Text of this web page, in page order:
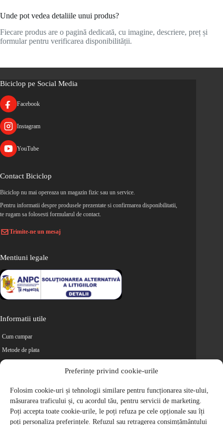
Preferințe privind cookie-urile
Folosim cookie-uri și tehnologii similare pentru funcționarea site-ului,
măsurarea traficului și, cu acordul tău, pentru servicii de marketing.
Poți accepta toate cookie-urile, le poți refuza pe cele opționale sau îți
poți personaliza preferințele. Refuzul sau retragerea consimțământului
Unde pot vedea detaliile unui produs?
Fiecare produs are o pagină dedicată, cu imagine, descriere, preț și
formular pentru verificarea disponibilității.
Biciclop pe Social Media
Facebook
Instagram
YouTube
Contact Biciclop
Biciclop nu mai opereaza un magazin fizic sau un service.
Pentru informatii despre produsele prezentate si confirmarea disponibilitatii,
te rugam sa folosesti formularul de contact.
Trimite-ne un mesaj
Mentiuni legale
Informatii utile
Cum cumpar
Metode de plata
Retur
Cariere
Politica de Confidentialitate